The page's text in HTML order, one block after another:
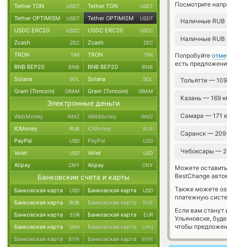
Посмотрите
Наличные RUB
Наличные RUB
Попробуйте
есть
Тольятти —
Казань — 169
Самара — 171
Саранск —
Чебоксары —
Можете
BestChange
Также можете
платежную
Если вам
Ульяновске,
чтобы
Tether TON USDT Tether TON USDT
Tether OPTIMISM USDT Tether OPTIMISM USDT
USDC ERC20 USDC USDC ERC20 USDC
Zcash ZEC Zcash ZEC
TRON TRX TRON TRX
BNB BEP20 BNB BNB BEP20 BNB
Solana SOL Solana SOL
Gram (Toncoin) GRAM Gram (Toncoin) GRAM
Электронные деньги
WebMoney WMZ WebMoney WMZ
ЮMoney RUB ЮMoney RUB
PayPal USD PayPal USD
Volet USD Volet USD
Alipay CNY Alipay CNY
Банковские счета и карты
Банковская карта USD Банковская карта USD
Банковская карта RUB Банковская карта RUB
Банковская карта EUR Банковская карта EUR
Банковская карта UAH Банковская карта UAH
Банковская карта BYN Банковская карта BYN